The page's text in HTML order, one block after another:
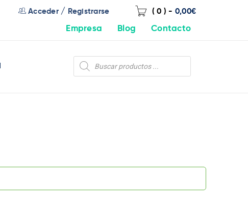
( 0 ) - 0,00€
Acceder/ Registrarse
Empresa Blog Contacto